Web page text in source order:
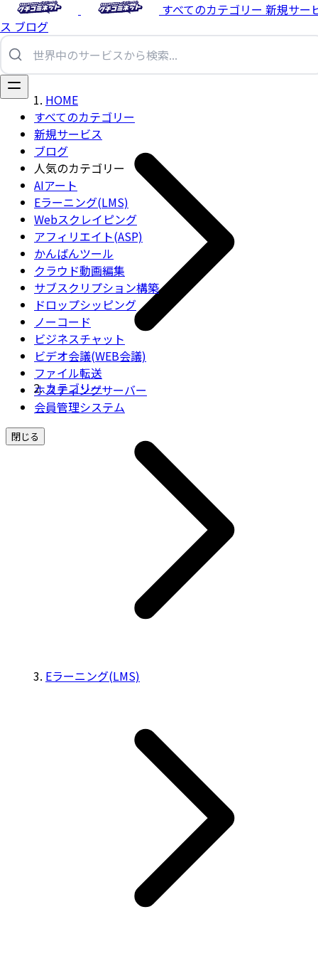
すべてのカテゴリー 新規サー
ス ブログ
すべてのカテゴリー
新規サービス
ブログ
人気のカテゴリー
AIアート
Eラーニング(LMS)
Webスクレイピング
アフィリエイト(ASP)
かんばんツール
クラウド動画編集
サブスクリプション構築
ドロップシッピング
ノーコード
ビジネスチャット
ビデオ会議(WEB会議)
ファイル転送
ホスティングサーバー
会員管理システム
閉じる
HOME
カテゴリー
Eラーニング(LMS)